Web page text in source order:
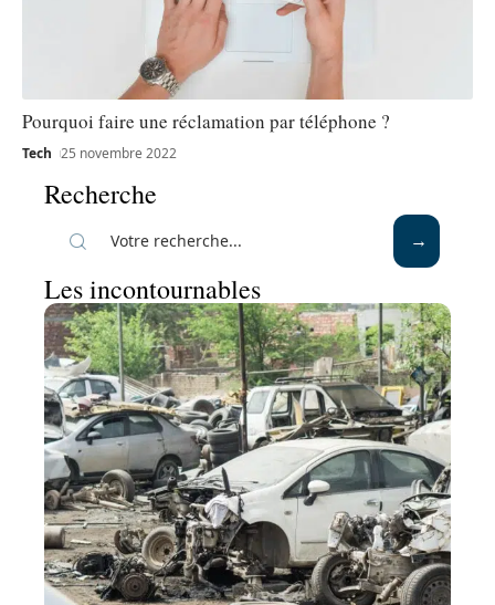
Pourquoi faire une réclamation par téléphone ?
Tech 25 novembre 2022
Recherche
Les incontournables